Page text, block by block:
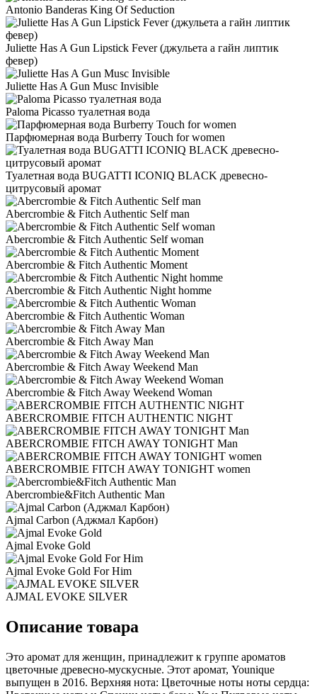
Antonio Banderas King Of Seduction
Juliette Has A Gun Lipstick Fever (джульета а гайн липтик
февер)
Juliette Has A Gun Musc Invisible
Paloma Picasso туалетная вода
Парфюмерная вода Burberry Touch for women
Туалетная вода BUGATTI ICONIQ BLACK древесно-
цитрусовый аромат
Abercrombie & Fitch Authentic Self man
Abercrombie & Fitch Authentic Self woman
Abercrombie & Fitch Authentic Moment
Abercrombie & Fitch Authentic Night homme
Abercrombie & Fitch Authentic Woman
Abercrombie & Fitch Away Man
Abercrombie & Fitch Away Weekend Man
Abercrombie & Fitch Away Weekend Woman
ABERCROMBIE FITCH AUTHENTIC NIGHT
ABERCROMBIE FITCH AWAY TONIGHT Man
ABERCROMBIE FITCH AWAY TONIGHT women
Abercrombie&Fitch Authentic Man
Ajmal Carbon (Аджмал Карбон)
Ajmal Evoke Gold
Ajmal Evoke Gold For Him
AJMAL EVOKE SILVER
Описание товара
Это аромат для женщин, принадлежит к группе ароматов
цветочные древесно-мускусные. Этот аромат, Younique
выпущен в 2016. Верхняя нота: Цветочные ноты ноты сердца: